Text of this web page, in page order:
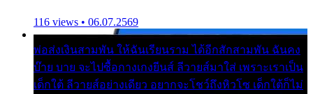
116 views • 06.07.2569
พ่อส่งเงินสามพัน ให้ฉันเรียนราม ได้อีกสักสามพัน ฉันคง
บ๊าย บาย จะไปซื้อกางเกงยีนส์ ลีวายส์มาใส่ เพราะเราเป็น
เด็กใต้ ลีวายส์อย่างเดียว อยากจะโชว์ถึงหิวโซ เด็กใต้ก็ไม่